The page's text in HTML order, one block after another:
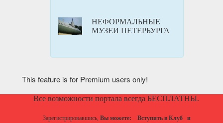
НЕФОРМАЛЬНЫЕ
МУЗЕИ ПЕТЕРБУРГА
This feature is for Premium users only!
Все возможности портала всегда БЕСПЛАТНЫ.
Зарегистрировавшись, Вы можете: Вступить в Клуб
и